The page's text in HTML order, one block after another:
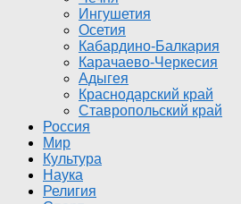
Ингушетия
Осетия
Кабардино-Балкария
Карачаево-Черкесия
Адыгея
Краснодарский край
Ставропольский край
Россия
Мир
Культура
Наука
Религия